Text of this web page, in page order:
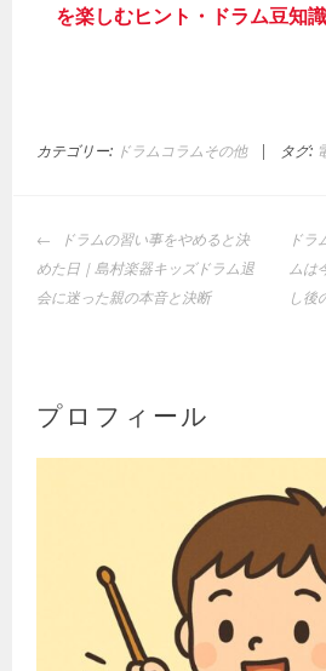
を楽しむヒント・ドラム豆知
カテゴリー: ドラムコラムその他 タグ:
投
稿
ナ
シ
ョ
ン
ドラムの習い事をやめると決
めた日｜島村楽器キッズドラム退
会に迷った親の本音と決断
ドラ
ムは
し後
プロフィール